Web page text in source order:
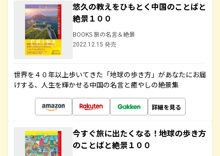
悠久の教えをひもとく中国のことばと
絶景１００
BOOKS 旅の名言＆絶景
2022.12.15 発売
世界を４０年以上歩いてきた「地球の歩き方」があなたにお届
けする、人生を輝かせる中国の名言と癒やしの絶景集
詳細を見る
今すぐ旅に出たくなる！地球の歩き方
のことばと絶景１００